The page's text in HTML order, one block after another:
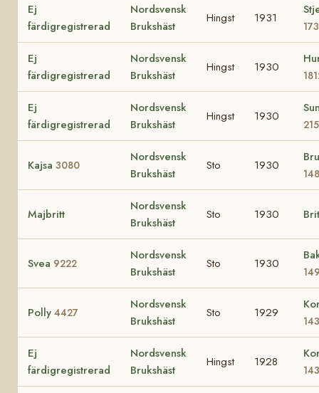
Ej
färdigregistrerad
Nordsvensk
Brukshäst
Hingst 1931
Ej
färdigregistrerad
Nordsvensk
Brukshäst
Hingst 1930
Ej
färdigregistrerad
Nordsvensk
Brukshäst
Hingst 1930
Kajsa 3080
Nordsvensk
Brukshäst
Sto 1930
Majbritt
Nordsvensk
Brukshäst
Sto 1930
Svea 9222
Nordsvensk
Brukshäst
Sto 1930
Polly 4427
Nordsvensk
Brukshäst
Sto 1929
Ej
färdigregistrerad
Nordsvensk
Brukshäst
Hingst 1928